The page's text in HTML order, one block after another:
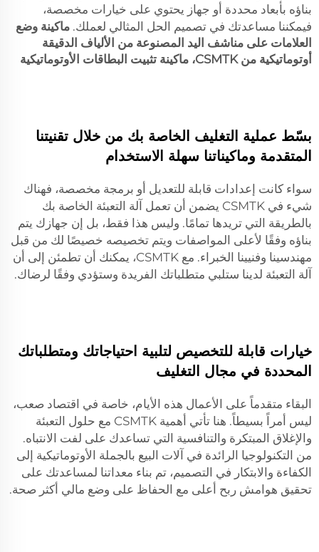
بناؤه بأبعاد محددة أو جهاز يحتوي على خيارات مخصصة،
فيمكننا مساعدتك في تصميم الحل المثالي لعملك. ماكينة وضع
العلامات على مناشف اليد المصنوعة من الألياف الدقيقة
أوتوماتيكية من CSMTK، ماكينة تثبيت البطاقات الأوتوماتيكية
بسّط عملية التغليف الخاصة بك من خلال تقنيتنا
المتقدمة وماكيناتنا سهلة الاستخدام
سواء كانت إعدادات قابلة للتعديل أو برمجة مخصصة، فهناك
شيء في CSMTK يضمن أن تعمل آلة التعبئة الخاصة بك
بالطريقة التي تريدها تمامًا. وليس هذا فقط، بل إن جهازك يتم
بناؤه وفقًا لأعلى المواصفات ويتم تخصيصه خصيصًا لك من قبل
مهندسينا وفنيينا الخبراء. مع CSMTK، يمكنك أن تطمئن إلى أن
آلة التعبئة لدينا ستلبي متطلباتك الفريدة وستؤدي وفقًا لرضاك.
خيارات قابلة للتخصيص لتلبية احتياجاتك ومتطلباتك
المحددة في مجال التغليف
البقاء متقدماً على الأعمال هذه الأيام، خاصة في اقتصاد صعب،
ليس أمراً بسيطاً. هنا تأتي أهمية CSMTK مع حلول التعبئة
والإغلاق المبتكرة والتنافسية التي تساعدك على لفت الانتباه.
من التكنولوجيا الرائدة في آلات البيع بالجملة الأوتوماتيكية إلى
الكفاءة والابتكار في التصميم، تم بناء معداتنا لمساعدتك على
تحقيق هوامش ربح أعلى مع الحفاظ على وضع مالي أكثر صحة.